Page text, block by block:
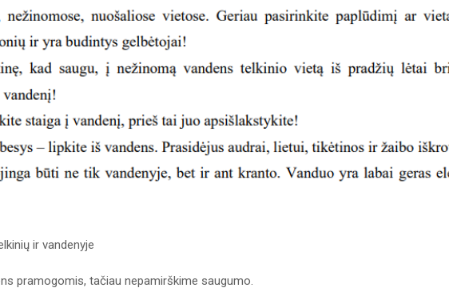
ir vandenyje
pramogomis, tačiau nepamirškime saugumo.